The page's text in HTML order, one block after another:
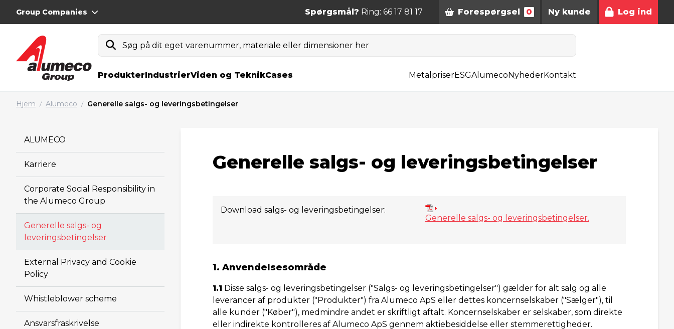
Group Companies Spørgsmål? Ring: 66 17 81 17 Forespørgsel 0 Ny kunde Log ind
Søg på dit eget varenummer, materiale eller dimensioner her
ProdukterIndustrierViden og TeknikCases MetalpriserESGAlumecoNyhederKontakt
Hjem / Alumeco / Generelle salgs- og leveringsbetingelser
ALUMECO
Karriere
Corporate Social Responsibility in
the Alumeco Group
Generelle salgs- og
leveringsbetingelser
External Privacy and Cookie
Policy
Whistleblower scheme
Ansvarsfraskrivelse
Generelle salgs- og leveringsbetingelser
Download salgs- og leveringsbetingelser:
Generelle salgs- og leveringsbetingelser.
1. Anvendelsesområde
1.1 Disse salgs- og leveringsbetingelser ("Salgs- og leveringsbetingelser") gælder for alt salg og alle
leverancer af produkter ("Produkter") fra Alumeco ApS eller dettes koncernselskaber ("Sælger"), til
alle kunder ("Køber"), medmindre andet er skriftligt aftalt. Koncernselskaber er selskaber, som direkte
eller indirekte kontrolleres af Alumeco ApS gennem aktiebesiddelse eller stemmerettigheder.